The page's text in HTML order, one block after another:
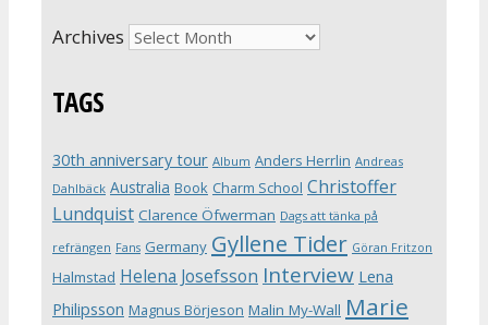
Archives
TAGS
30th anniversary tour Album Anders Herrlin Andreas
Dahlbäck Australia Book Charm School Christoffer
Lundquist Clarence Öfwerman Dags att tänka på
refrängen Fans Germany Gyllene Tider Göran Fritzon
Halmstad Helena Josefsson Interview Lena
Philipsson Magnus Börjeson Malin My-Wall Marie